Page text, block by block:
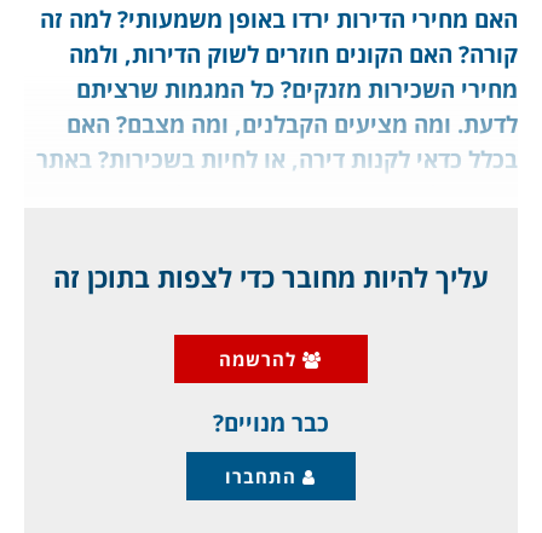
האם מחירי הדירות ירדו באופן משמעותי? למה זה
קורה? האם הקונים חוזרים לשוק הדירות, ולמה
מחירי השכירות מזנקים? כל המגמות שרציתם
לדעת. ומה מציעים הקבלנים, ומה מצבם? האם
בכלל כדאי לקנות דירה, או לחיות בשכירות? באתר
מבוקשים יותר כיום (מה עם תל אביב?), ואילו ירדו?
על עולם מסוכן של ריביות מזנקות:
גם על פי דו"ח הלמ"ס המעודכן, וגם על פי שיחות
עליך להיות מחובר כדי לצפות בתוכן זה
להרשמה
כבר מנויים?
התחברו